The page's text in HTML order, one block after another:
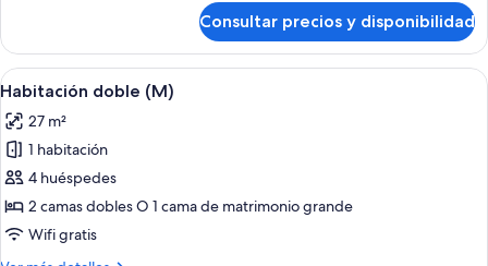
Consultar precios y disponibilidad
Abrir
todas
las
fotos
de
Habitación
doble
Una habitación de hotel con una
4
Habitación doble (M)
27 m²
1 habitación
4 huéspedes
2 camas dobles O 1 cama de matrimonio grande
Wifi gratis